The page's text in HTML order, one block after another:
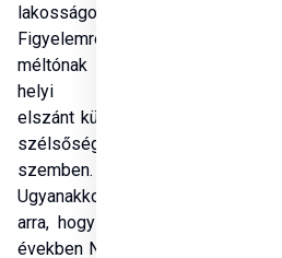
lakosságot.
Figyelemre
méltónak nevezte a
helyi hatóságok
elszánt küzdelmét a
szélsőségesekkel
szemben.
Ugyanakkor kitért
arra, hogy az elmúlt
években Nigéria volt